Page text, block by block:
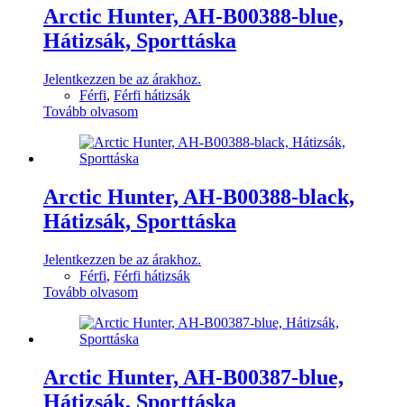
Arctic Hunter, AH-B00388-blue,
Hátizsák, Sporttáska
Jelentkezzen be az árakhoz.
Férfi, Férfi hátizsák
Tovább olvasom
Arctic Hunter, AH-B00388-black,
Hátizsák, Sporttáska
Jelentkezzen be az árakhoz.
Férfi, Férfi hátizsák
Tovább olvasom
Arctic Hunter, AH-B00387-blue,
Hátizsák, Sporttáska